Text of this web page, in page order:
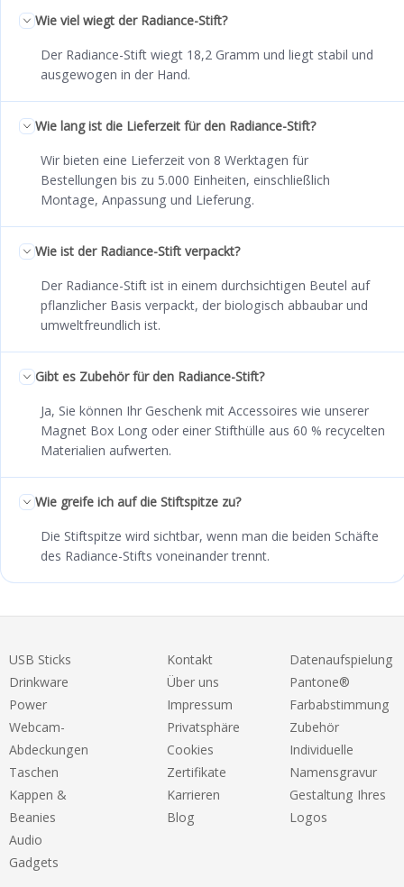
Wie viel wiegt der Radiance-Stift?
Der Radiance-Stift wiegt 18,2 Gramm und liegt stabil und
ausgewogen in der Hand.
Wie lang ist die Lieferzeit für den Radiance-Stift?
Wir bieten eine Lieferzeit von 8 Werktagen für
Bestellungen bis zu 5.000 Einheiten, einschließlich
Montage, Anpassung und Lieferung.
Wie ist der Radiance-Stift verpackt?
Der Radiance-Stift ist in einem durchsichtigen Beutel auf
pflanzlicher Basis verpackt, der biologisch abbaubar und
umweltfreundlich ist.
Gibt es Zubehör für den Radiance-Stift?
Ja, Sie können Ihr Geschenk mit Accessoires wie unserer
Magnet Box Long oder einer Stifthülle aus 60 % recycelten
Materialien aufwerten.
Wie greife ich auf die Stiftspitze zu?
Die Stiftspitze wird sichtbar, wenn man die beiden Schäfte
des Radiance-Stifts voneinander trennt.
USB Sticks
Drinkware
Power
Webcam-
Abdeckungen
Taschen
Kappen &
Beanies
Audio
Gadgets
Kontakt
Über uns
Impressum
Privatsphäre
Cookies
Zertifikate
Karrieren
Blog
Datenaufspielung
Pantone®
Farbabstimmung
Zubehör
Individuelle
Namensgravur
Gestaltung Ihres
Logos